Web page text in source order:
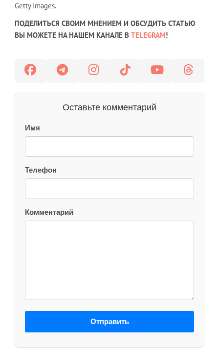
Getty Images.
ПОДЕЛИТЬСЯ СВОИМ МНЕНИЕМ И ОБСУДИТЬ СТАТЬЮ
ВЫ МОЖЕТЕ НА НАШЕМ КАНАЛЕ В TELEGRAM!
Оставьте комментарий
Имя
Телефон
Комментарий
Отправить